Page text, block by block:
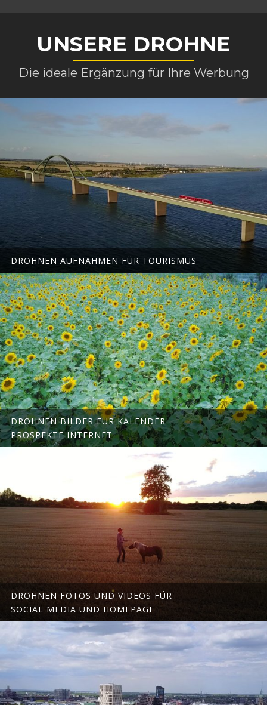
UNSERE DROHNE
Die ideale Ergänzung für Ihre Werbung
DROHNEN AUFNAHMEN FÜR TOURISMUS
DROHNEN BILDER FÜR KALENDER
PROSPEKTE INTERNET
DROHNEN FOTOS UND VIDEOS FÜR
SOCIAL MEDIA UND HOMEPAGE